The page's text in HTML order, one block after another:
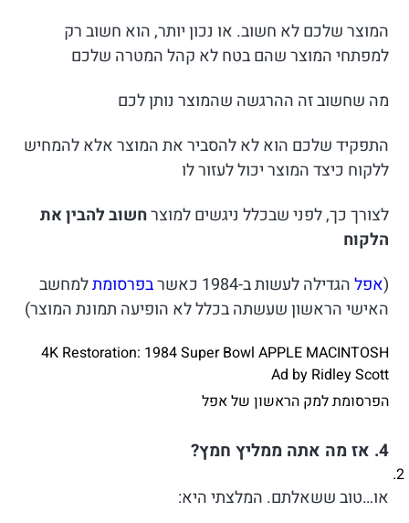
המוצר שלכם לא חשוב. או נכון יותר, הוא חשוב רק
למפתחי המוצר שהם בטח לא קהל המטרה שלכם
מה שחשוב זה ההרגשה שהמוצר נותן לכם
התפקיד שלכם הוא לא להסביר את המוצר אלא להמחיש
ללקוח כיצד המוצר יכול לעזור לו
לצורך כך, לפני שבכלל ניגשים למוצרחשוב להבין את
הלקוח
(אפלהגדילה לעשות ב-1984 כאשר בפרסומתלמחשב
האישי הראשון שעשתה בכלל לא הופיעה תמונת המוצר)
4K Restoration: 1984 Super Bowl APPLE MACINTOSH
Ad by Ridley Scott
הפרסומת למק הראשון של אפל
4. אז מה אתה ממליץ חמץ?
או…טוב ששאלתם. המלצתי היא: